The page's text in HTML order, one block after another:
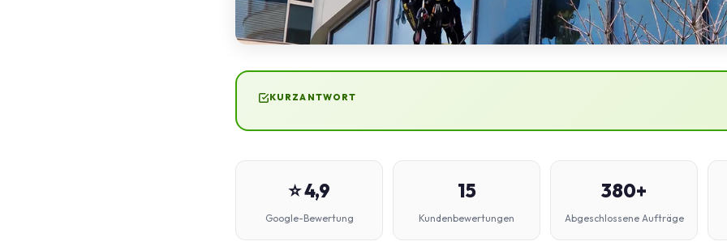
KURZANTWORT
⭐ 4,9
Google-Bewertung
15
Kundenbewertungen
380+
Abgeschlossene Aufträge